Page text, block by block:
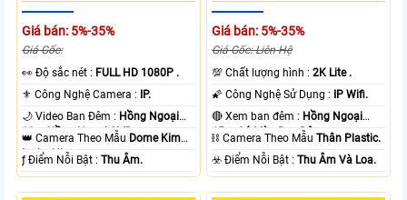
Giá bán: 5%-35%
Giá Gốc:
️👀 Độ sắc nét : FULL HD 1080P .
⚜️ Công Nghệ Camera : IP.
🌙 Video Ban Đêm : Hồng Ngoại
10m Hồng Ngoại SMD.
👑 Camera Theo Mẫu Dome Kim
loại + Nhựa.
️ƒ Điểm Nỗi Bật :Thu Âm.
Giá bán: 5%-35%
Giá Gốc: Liên Hệ
💯 Chất lượng hình :2K Lite .
🌠 Công Nghệ Sử Dụng : IP Wifi.
🔴 Xem ban đêm : Hồng Ngoại
15m Có Màu Ban Ðêm.
⛓ Camera Theo MẫuThân Plastic.
️☣️ Điểm Nỗi Bật :Thu Âm Và Loa.